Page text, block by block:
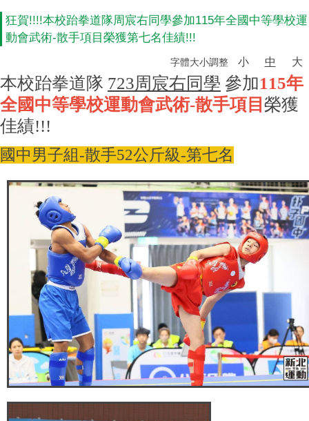
狂賀!!!!本校跆拳道隊周宸右同學參加115年全國中等學校運
動會武術-散手項目榮獲第七名佳績!!!
字體大小調整 小 中 大
本校跆拳道隊 723周宸右同學 參加115年
全國中等學校運動會武術-散手項目 榮獲
佳績!!!
國中男子組-散手52公斤級-第七名